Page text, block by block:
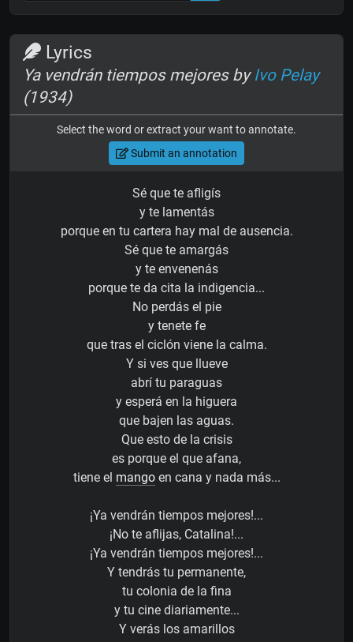
Lyrics
Ya vendrán tiempos mejores by Ivo Pelay
(1934)
Select the word or extract your want to annotate.
Submit an annotation
Sé que te afligís
y te lamentás
porque en tu cartera hay mal de ausencia.
Sé que te amargás
y te envenenás
porque te da cita la indigencia...
No perdás el pie
y tenete fe
que tras el ciclón viene la calma.
Y si ves que llueve
abrí tu paraguas
y esperá en la higuera
que bajen las aguas.
Que esto de la crisis
es porque el que afana,
tiene el mangoen cana y nada más...
¡Ya vendrán tiempos mejores!...
¡No te aflijas, Catalina!...
¡Ya vendrán tiempos mejores!...
Y tendrás tu permanente,
tu colonia de la fina
y tu cine diariamente...
Y verás los amarillos